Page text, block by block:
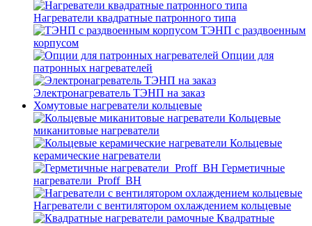
Нагреватели квадратные патронного типа
ТЭНП с раздвоенным
корпусом
Опции для
патронных нагревателей
Электронагреватель ТЭНП на заказ
Хомутовые нагреватели кольцевые
Кольцевые
миканитовые нагреватели
Кольцевые
керамические нагреватели
Герметичные
нагреватели_Proff_BH
Нагреватели с вентилятором охлаждением кольцевые
Квадратные